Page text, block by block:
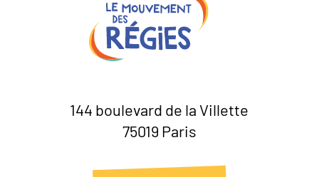
144 boulevard de la Villette
75019 Paris